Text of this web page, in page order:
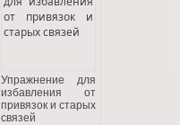
Упражнение для
избавления от
привязок и старых
связей